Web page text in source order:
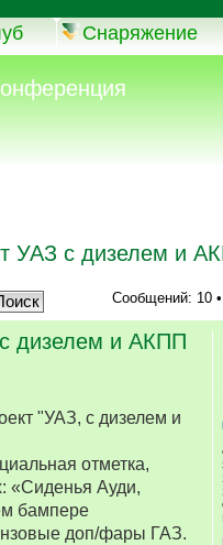
Снаряжение
УАЗ с дизелем и
Сообщений: 10
дизелем и АКПП
"УАЗ, с дизелем и
отметка,
«Сиденья Ауди,
бампере
доп/фары ГАЗ.